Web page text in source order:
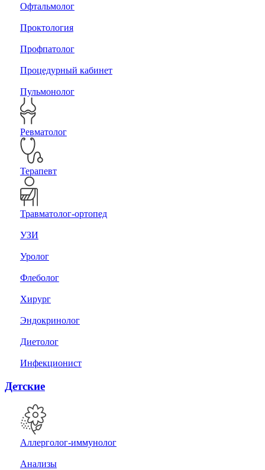
Офтальмолог
Проктология
Профпатолог
Процедурный кабинет
Пульмонолог
Ревматолог
Терапевт
Травматолог-ортопед
УЗИ
Уролог
Флеболог
Хирург
Эндокринолог
Диетолог
Инфекционист
Детские
Аллерголог-иммунолог
Анализы